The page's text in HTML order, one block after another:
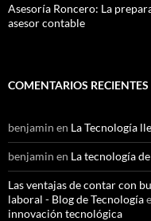
Asesoría Roncero: La
asesor contable
COMENTARIOS RECIENTES
benjamin en La Tecnología
benjamin en La tecnología
Las ventajas de contar con
laboral - Blog de Tecnología
innovación tecnológica